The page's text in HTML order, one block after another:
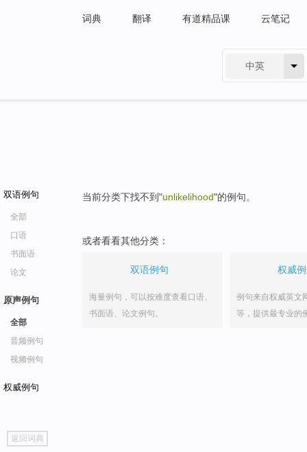
词典 翻译 有道精品课 云笔记
中英
双语例句
全部
口语
书面语
论文
原声例句
全部
音频例句
视频例句
权威例句
go
top
返回词典
当前分类下找不到"unlikelihood"的例句。
或者看看其他分类：
双语例句
海量例句，可以按难度查看口语、
书面语、论文例句。
权威
例句来自权威英文
等，提供最专业的